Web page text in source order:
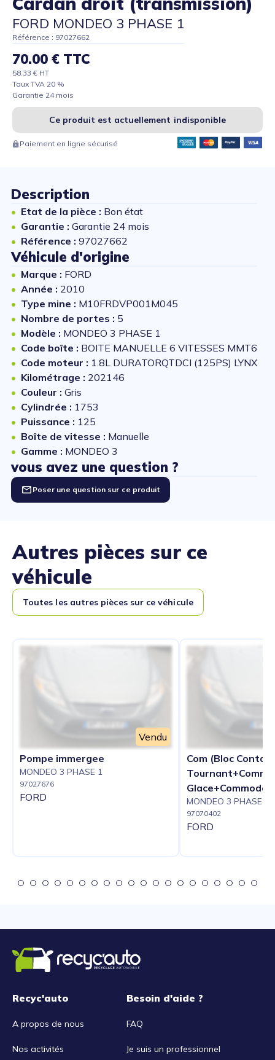
FORD MONDEO 3 PHASE 1
Référence : 97027662
70.00 € TTC
58.33 € HT
Taux TVA 20 %
Garantie 24 mois
Ce produit est actuellement indisponible
Paiement en ligne sécurisé
Description
Etat de la pièce : Bon état
Garantie : Garantie 24 mois
Référence : 97027662
Véhicule d'origine
Marque : FORD
Année : 2010
Type mine : M10FRDVP001M045
Nombre de portes : 5
Modèle : MONDEO 3 PHASE 1
Code boîte : BOITE MANUELLE 6 VITESSES MMT6
Code moteur : 1.8L DURATORQTDCI (125PS) LYNX
Kilométrage : 202146
Couleur : Gris
Cylindrée : 1753
Puissance : 125
Boîte de vitesse : Manuelle
Gamme : MONDEO 3
vous avez une question ?
Poser une question sur ce produit
Autres pièces sur ce
véhicule
Toutes les autres pièces sur ce véhicule
Vendu
Pompe immergee
MONDEO 3 PHASE 1
97027676
FORD
Com (Bloc
Glace+Commodo
MONDEO 3 PHASE 1
97070402
FORD
Recyc'auto
A propos de nous
Nos activités
Besoin d'aide ?
FAQ
Je suis un professionnel